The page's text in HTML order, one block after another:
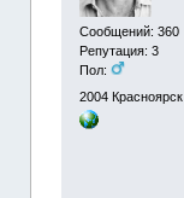
Сообщений: 360
Репутация: 3
Пол:
2004 Красноярск